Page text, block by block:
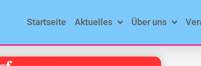
Startseite Aktuelles Über uns